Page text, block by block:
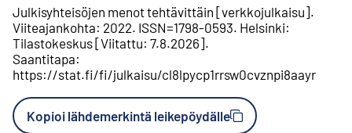
Julkisyhteisöjen menot tehtävittäin [verkkojulkaisu].
Viiteajankohta: 2022. ISSN=1798-0593. Helsinki:
Tilastokeskus [Viitattu: 7.8.2026].
Saantitapa:
https://stat.fi/fi/julkaisu/cl8lpycp1rrsw0cvznpi8aayr
Kopioi lähdemerkintä leikepöydälle